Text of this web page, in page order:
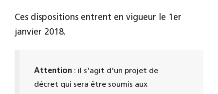
Ces dispositions entrent en vigueur le 1er
janvier 2018.
Attention : il s'agit d'un projet de
décret qui sera être soumis aux